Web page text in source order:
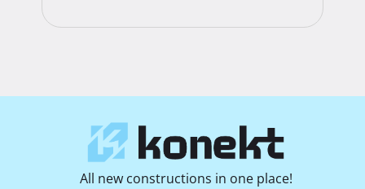
All new constructions in one place!